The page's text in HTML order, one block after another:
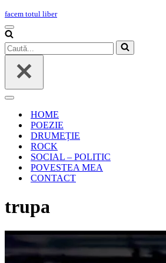
facem totul liber
Meniu
de
navigare
Caută...
Meniu
navigareHOME
POEZIE
DRUMEȚIE
ROCK
SOCIAL – POLITIC
POVESTEA MEA
CONTACT
trupa